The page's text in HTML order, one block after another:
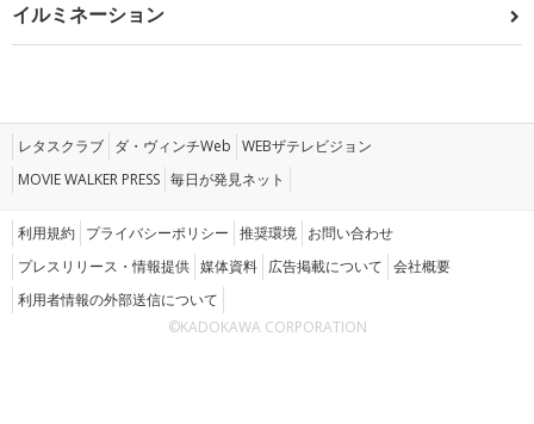
イルミネーション
レタスクラブ ダ・ヴィンチWeb WEBザテレビジョン
MOVIE WALKER PRESS 毎日が発見ネット
利用規約 プライバシーポリシー 推奨環境 お問い合わせ
プレスリリース・情報提供 媒体資料 広告掲載について 会社概要
利用者情報の外部送信について
©KADOKAWA CORPORATION